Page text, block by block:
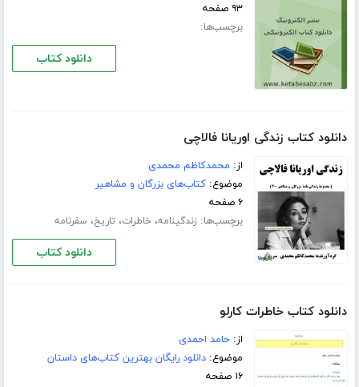
۹۳ صفحه
برچسب‌ها:
دانلود کتاب
دانلود کتاب زندگی اوریانا فالاچی
از: محمدکاظم محمدی
موضوع:کتاب‌های بزرگان و مشاهیر
۶ صفحه
برچسب‌ها: زندگینامه، خاطرات، تاریخ، سفرنامه
دانلود کتاب
دانلود کتاب خاطرات کارلو
از:حامد احمدی
موضوع:دانلود رایگان بهترین کتاب‌های داستان
۱۶ صفحه